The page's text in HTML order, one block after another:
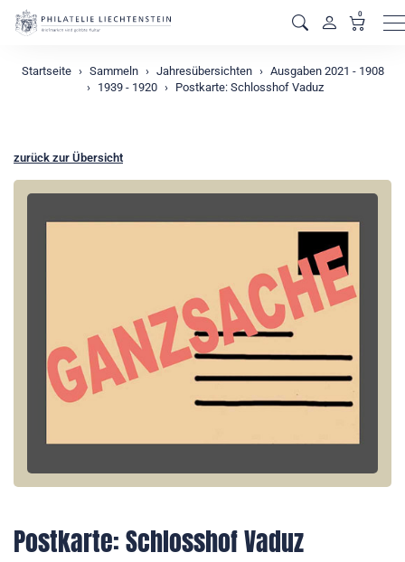
0
Startseite Sammeln Jahresübersichten
Ausgaben 2021 - 1908
1939 - 1920
Postkarte: Schlosshof Vaduz
zurück zur Übersicht
Postkarte: Schlosshof Vaduz